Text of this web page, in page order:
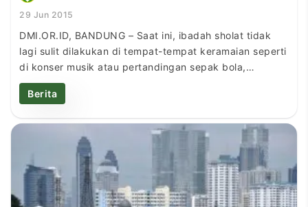
29 Jun 2015
DMI.OR.ID, BANDUNG – Saat ini, ibadah sholat tidak
lagi sulit dilakukan di tempat-tempat keramaian seperti
di konser musik atau pertandingan sepak bola,
khususnya untuk warga kota Bandung, Jawa Barat.
Pasalnya, kini tersedia masjid portable atau Mobile
Masjid merupakan inovasi baru dalam melayani warga
kota Bandung untuk mendirikan ibadah sholat. […]
Berita